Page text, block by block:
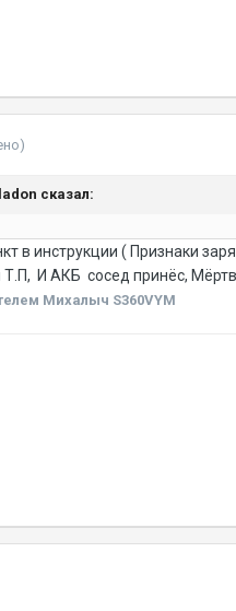
сказал:
в инструкции ( Признаки
И АКБ сосед принёс,
Михалыч S360VYM